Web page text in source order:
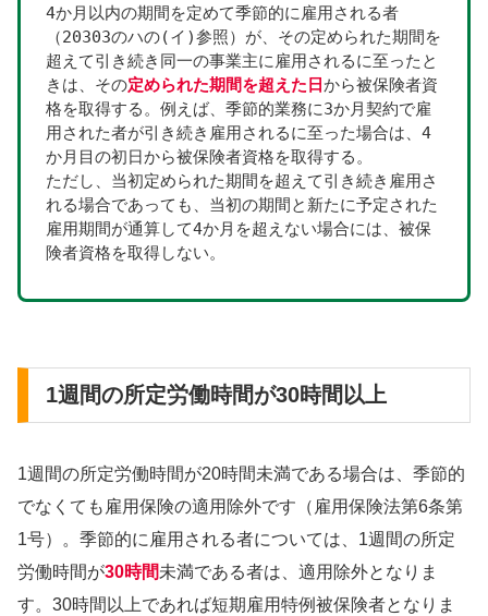
4か月以内の期間を定めて季節的に雇用される者
（20303のハの(イ)参照）が、その定められた期間を
超えて引き続き同一の事業主に雇用されるに至ったと
きは、その定められた期間を超えた日から被保険者資
格を取得する。例えば、季節的業務に3か月契約で雇
用された者が引き続き雇用されるに至った場合は、4
か月目の初日から被保険者資格を取得する。
ただし、当初定められた期間を超えて引き続き雇用さ
れる場合であっても、当初の期間と新たに予定された
雇用期間が通算して4か月を超えない場合には、被保
険者資格を取得しない。
1週間の所定労働時間が30時間以上
1週間の所定労働時間が20時間未満である場合は、季節的
でなくても雇用保険の適用除外です（雇用保険法第6条第
1号）。季節的に雇用される者については、1週間の所定
労働時間が30時間未満である者は、適用除外となりま
す。30時間以上であれば短期雇用特例被保険者となりま